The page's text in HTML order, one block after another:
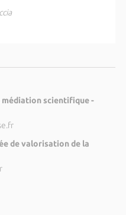
médiation scientifique -
de valorisation de la